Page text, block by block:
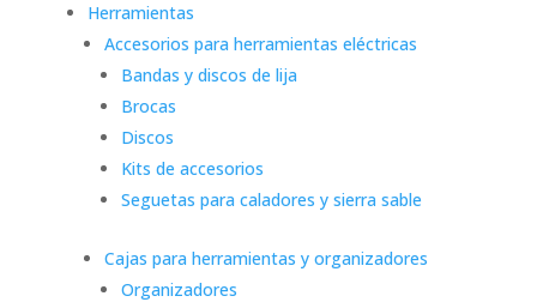
Herramientas
Accesorios para herramientas eléctricas
Bandas y discos de lija
Brocas
Discos
Kits de accesorios
Seguetas para caladores y sierra sable
Cajas para herramientas y organizadores
Organizadores